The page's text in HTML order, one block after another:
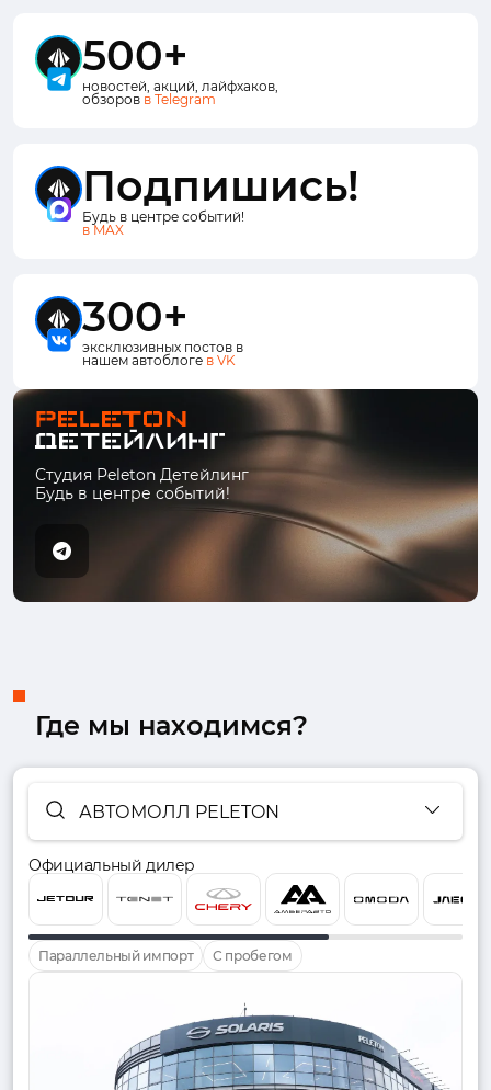
500+
новостей, акций, лайфхаков,
обзоров в Telegram
Подпишись!
Будь в центре событий!
в MAX
300+
эксклюзивных постов в
нашем автоблоге в VK
Студия Peleton Детейлинг
Будь в центре событий!
Где мы находимся?
АВТОМОЛЛ PELETON
Официальный дилер
Параллельный импорт С пробегом